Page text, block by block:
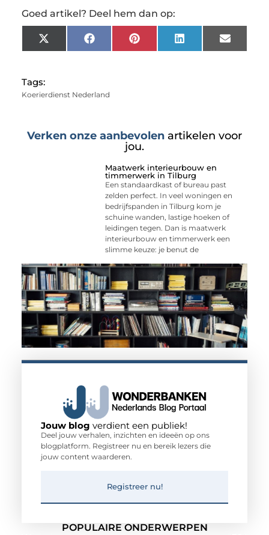
Goed artikel? Deel hem dan op:
X
(Twitter)
FacebookPinterest LinkedIn Email
Tags:
Koerierdienst Nederland
Verken onze aanbevolen artikelen voor
jou.
Maatwerk interieurbouw en
timmerwerk in Tilburg
Een standaardkast of bureau past
zelden perfect. In veel woningen en
bedrijfspanden in Tilburg kom je
schuine wanden, lastige hoeken of
leidingen tegen. Dan is maatwerk
interieurbouw en timmerwerk een
slimme keuze: je benut de
POPULAIRE ONDERWERPEN
Jouw blog verdient een publiek!
Deel jouw verhalen, inzichten en ideeën op ons
blogplatform. Registreer nu en bereik lezers die
jouw content waarderen.
Registreer nu!